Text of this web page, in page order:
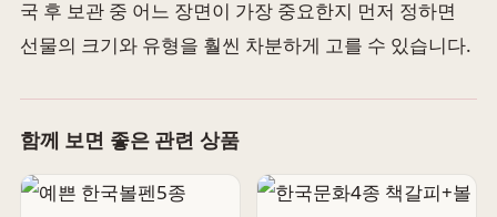
국 후 보관 중 어느 장면이 가장 중요한지 먼저 정하면
선물의 크기와 유형을 훨씬 차분하게 고를 수 있습니다.
함께 보면 좋은 관련 상품